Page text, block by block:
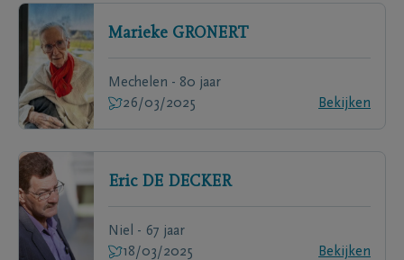
Marieke GRONERT
Mechelen - 80 jaar
26/03/2025
Bekijken
Eric DE DECKER
Niel - 67 jaar
18/03/2025
Bekijken